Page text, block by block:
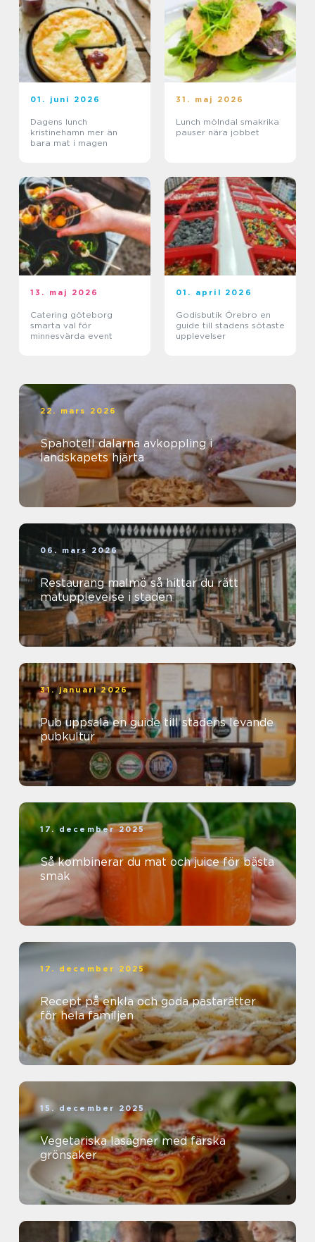
01. juni 2026
Dagens lunch
kristinehamn mer än
bara mat i magen
31. maj 2026
Lunch mölndal smakrika
pauser nära jobbet
13. maj 2026
Catering göteborg
smarta val för
minnesvärda event
01. april 2026
Godisbutik Örebro en
guide till stadens sötaste
upplevelser
22. mars 2026
Spahotell dalarna avkoppling i
landskapets hjärta
06. mars 2026
Restaurang malmö så hittar du rätt
matupplevelse i staden
31. januari 2026
Pub uppsala en guide till stadens levande
pubkultur
17. december 2025
Så kombinerar du mat och juice för bästa
smak
17. december 2025
Recept på enkla och goda pastarätter
för hela familjen
15. december 2025
Vegetariska lasagner med färska
grönsaker